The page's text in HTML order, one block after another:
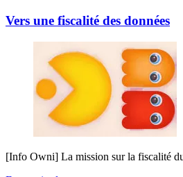
Vers une fiscalité des données
[Info Owni] La mission sur la fiscalité